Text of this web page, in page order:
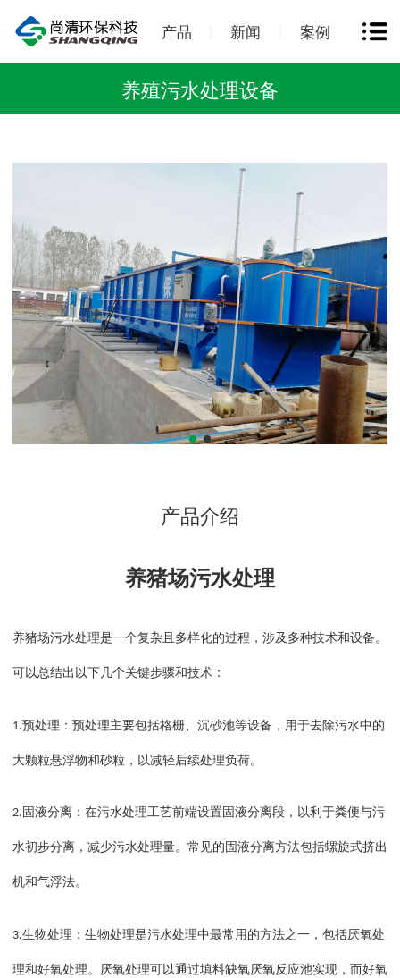
产品 新闻 案例
养殖污水处理设备
产品介绍
养猪场污水处理
养猪场污水处理是一个复杂且多样化的过程，涉及多种技术和设备。
可以总结出以下几个关键步骤和技术：
1.预处理：预处理主要包括格栅、沉砂池等设备，用于去除污水中的
大颗粒悬浮物和砂粒，以减轻后续处理负荷。
2. 固液分离：在污水处理工艺前端设置固液分离段，以利于粪便与污
水初步分离，减少污水处理量。常见的固液分离方法包括螺旋式挤出
机和气浮法。
3.生物处理：生物处理是污水处理中最常用的方法之一，包括厌氧处
理和好氧处理。厌氧处理可以通过填料缺氧厌氧反应池实现，而好氧